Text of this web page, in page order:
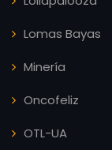
Lomas Bayas
Minería
Oncofeliz
OTL-UA